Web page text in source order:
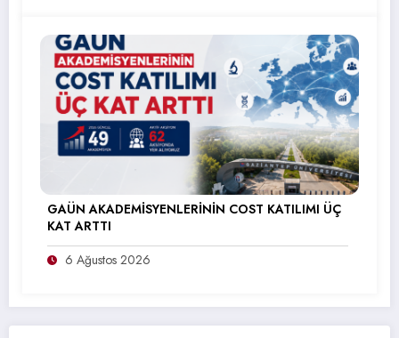
GAÜN AKADEMİSYENLERİNİN COST KATILIMI ÜÇ
KAT ARTTI
6 Ağustos 2026